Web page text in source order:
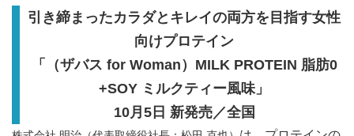
引き締まったカラダとキレイの両方を目指す女性
向けプロテイン
「（ザバス for Woman）MILK PROTEIN 脂肪0
+SOY ミルクティー風味」
10月5日 新発売／全国